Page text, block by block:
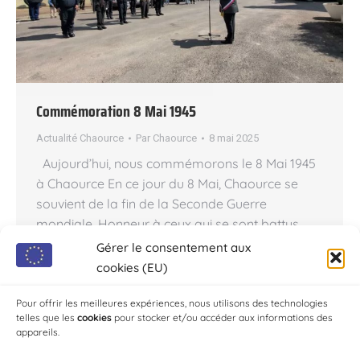
Gérer le consentement aux
cookies (EU)
Pour offrir les meilleures expériences, nous utilisons des technologies
telles que les cookies pour stocker et/ou accéder aux informations des
appareils.
Commémoration 8 Mai 1945
Actualité Chaource Par Chaource 8 mai 2025
Aujourd’hui, nous commémorons le 8 Mai 1945
à Chaource En ce jour du 8 Mai, Chaource se
souvient de la fin de la Seconde Guerre
mondiale. Honneur à ceux qui se sont battus
pour la liberté. Message de M. Sébastien
Lecornu, ministre des armées, et de Mme
anciens…